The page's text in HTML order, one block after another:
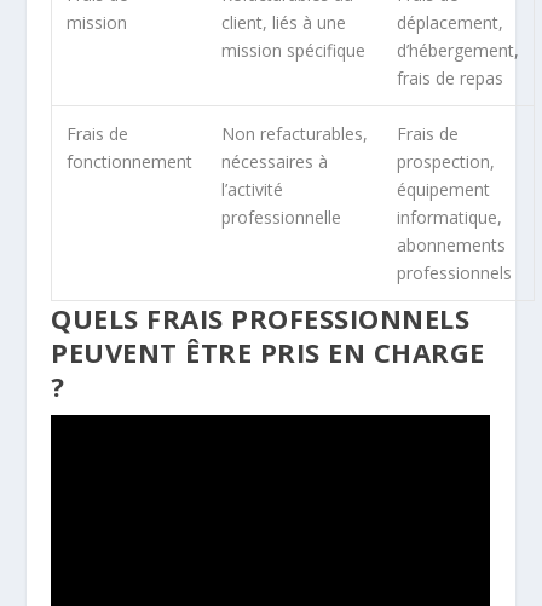
mission
client, liés à une
mission spécifique
déplacement,
d’hébergement,
frais de repas
Frais de
fonctionnement
Non refacturables,
nécessaires à
l’activité
professionnelle
Frais de
prospection,
équipement
informatique,
abonnements
professionnels
QUELS FRAIS PROFESSIONNELS
PEUVENT ÊTRE PRIS EN CHARGE
?